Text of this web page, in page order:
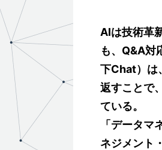
AIは技術革
も、Q&A対
下Chat）は
返すことで
ている。
「データ
ネジメント